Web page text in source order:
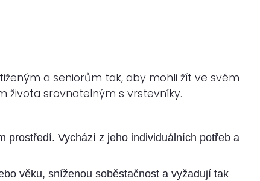
a seniorům tak, aby mohli žít ve svém
života srovnatelným s vrstevníky.
prostředí. Vychází z jeho individuálních potřeb a
věku, sníženou soběstačnost a vyžadují tak